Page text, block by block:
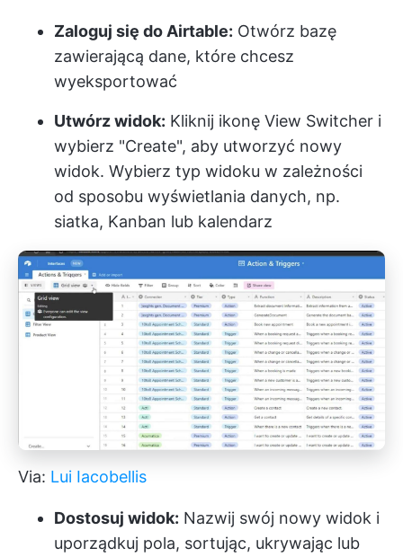
Zaloguj się do Airtable: Otwórz bazę
zawierającą dane, które chcesz
wyeksportować
Utwórz widok: Kliknij ikonę View Switcher i
wybierz "Create", aby utworzyć nowy
widok. Wybierz typ widoku w zależności
od sposobu wyświetlania danych, np.
siatka, Kanban lub kalendarz
Via: Lui Iacobellis
Dostosuj widok: Nazwij swój nowy widok i
uporządkuj pola, sortując, ukrywając lub